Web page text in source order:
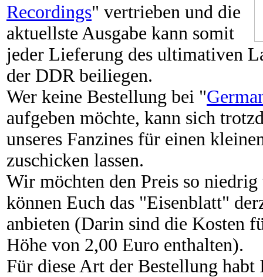
Recordings" vertrieben und die
aktuellste Ausgabe kann somit
jeder Lieferung des ultimativen
der DDR beiliegen.
Wer keine Bestellung bei "
aufgeben möchte, kann sich
unseres Fanzines für einen
zuschicken lassen.
Wir möchten den Preis so
können Euch das "Eisenblatt"
anbieten (Darin sind die Kosten
Höhe von 2,00 Euro enthalten).
Für diese Art der Bestellung